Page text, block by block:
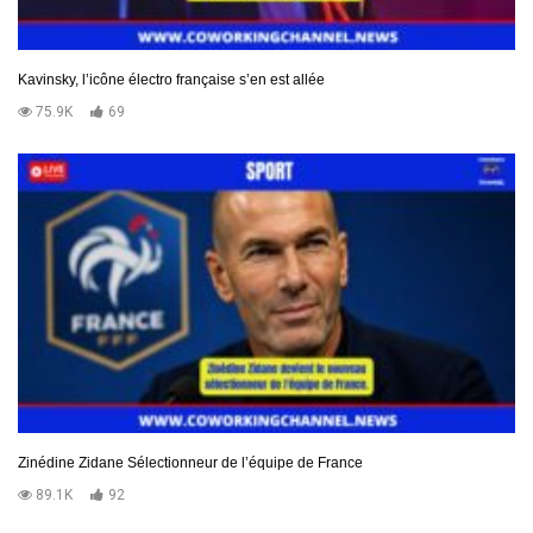
Kavinsky, l’icône électro française s’en est allée
75.9K
69
Zinédine Zidane Sélectionneur de l’équipe de France
89.1K
92